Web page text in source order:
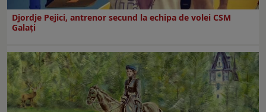
Djordje Pejici, antrenor secund la echipa de volei CSM
Galați